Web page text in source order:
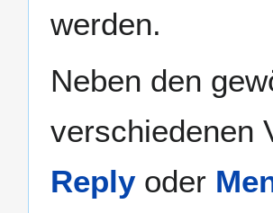
werden.
Neben den
verschiedenen
Replyoder